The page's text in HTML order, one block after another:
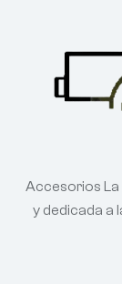
Accesorios La
y dedicada a